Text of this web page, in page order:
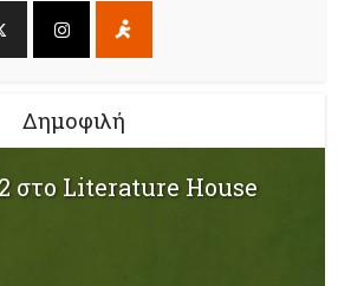
Δημοφιλή
στο Literature House